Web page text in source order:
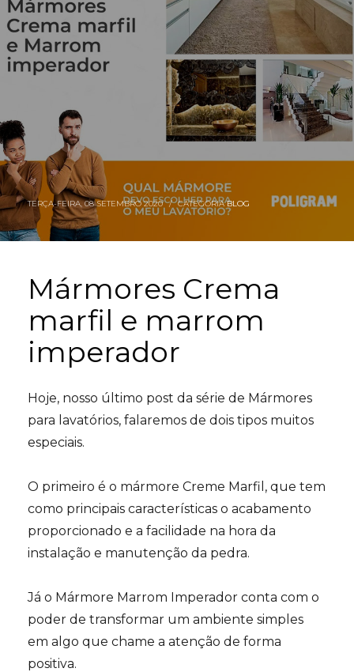
TERÇA-FEIRA, 08 SETEMBRO 2020 / CATEGORIABLOG
Mármores Crema
marfil e marrom
imperador
Hoje, nosso último post da série de Mármores
para lavatórios, falaremos de dois tipos muitos
especiais.
O primeiro é o mármore Creme Marfil, que tem
como principais características o acabamento
proporcionado e a facilidade na hora da
instalação e manutenção da pedra.
Já o Mármore Marrom Imperador conta com o
poder de transformar um ambiente simples
em algo que chame a atenção de forma
positiva.